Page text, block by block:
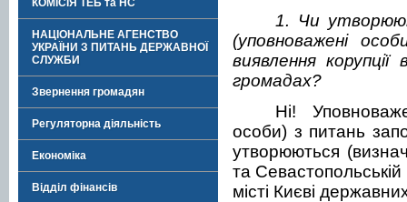
КОМІСІЯ ТЕБ та НС
НАЦІОНАЛЬНЕ АГЕНСТВО
УКРАЇНИ З ПИТАНЬ ДЕРЖАВНОЇ
СЛУЖБИ
Звернення громадян
Регуляторна діяльність
Економіка
Відділ фінансів
1. Чи
(уповноважені
виявлення
громадах?
Ні!
особи) з питань
утворюються
та
місті Києві